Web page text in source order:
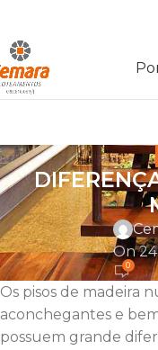
On
0
Os pisos de madeira
aconchegantes e
possuem grande